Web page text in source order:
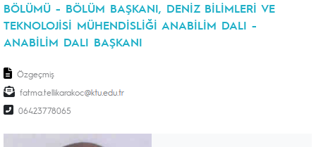
BÖLÜMÜ - BÖLÜM BAŞKANI, DENİZ BİLİMLERİ VE
TEKNOLOJİSİ MÜHENDİSLİĞİ ANABİLİM DALI -
ANABİLİM DALI BAŞKANI
Özgeçmiş
fatma.tellikarakoc
06423778065